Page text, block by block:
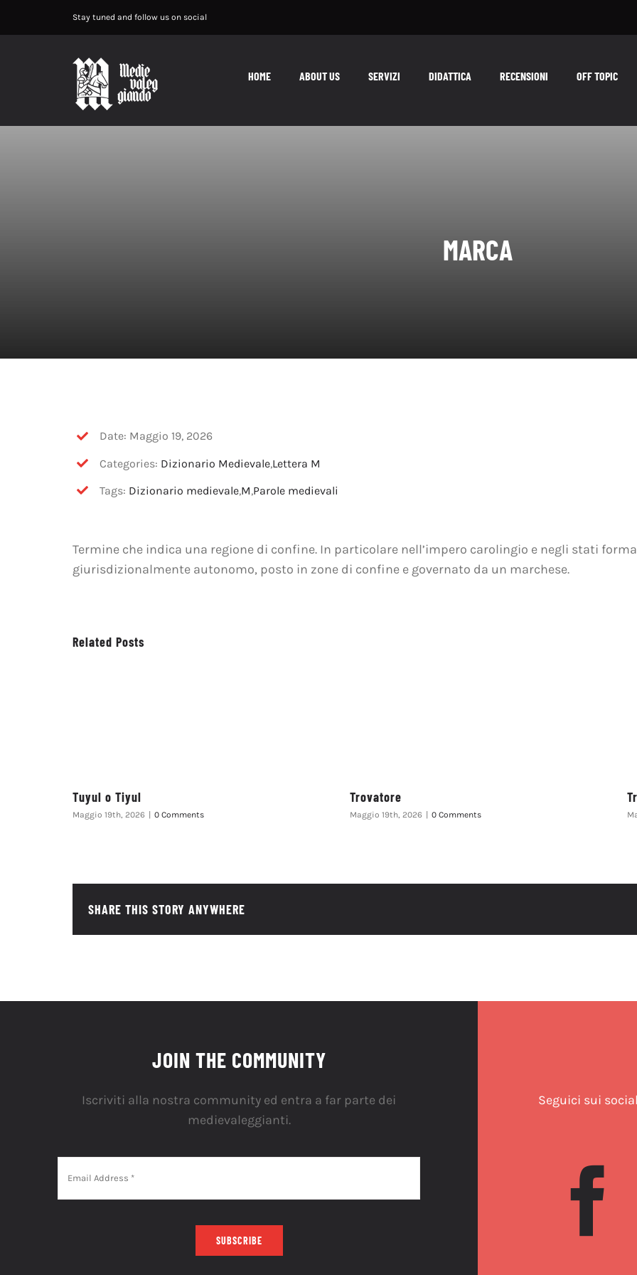
Stay tuned and follow us on social
HOME ABOUT US SERVIZI DIDATTICA RECENSIONI OFF TOPIC
MARCA
Date: Maggio 19, 2026
Categories: Dizionario Medievale,Lettera M
Tags: Dizionario medievale,M,Parole medievali
Termine che indica una regione di confine. In particolare nell’impero carolingio e negli stati
giurisdizionalmente autonomo, posto in zone di confine e governato da un marchese.
Related Posts
Tuyul o Tiyul
Maggio 19th, 2026 0 Comments
Trovatore
Maggio 19th, 2026 0 Comments
SHARE THIS STORY ANYWHERE
JOIN THE COMMUNITY
Iscriviti alla nostra community ed entra a far parte dei
medievaleggianti.
SUBSCRIBE
Seguici sui